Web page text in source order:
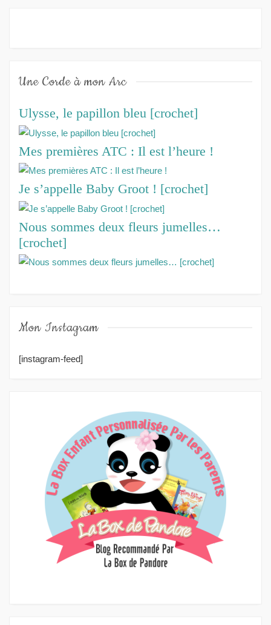
Une Corde à mon Arc
Ulysse, le papillon bleu [crochet]
Mes premières ATC : Il est l’heure !
Je s’appelle Baby Groot ! [crochet]
Nous sommes deux fleurs jumelles…
[crochet]
Mon Instagram
[instagram-feed]